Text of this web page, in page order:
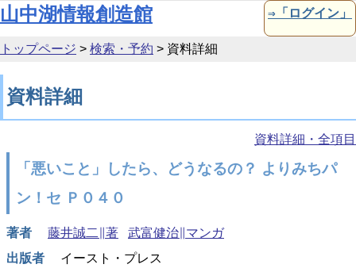
本文へ移動
山中湖情報創造館 ⇒「ログイン」
トップページ > 検索・予約 > 資料詳細
資料詳細
資料詳細・全項目
「悪いこと」したら、どうなるの？ よりみちパ
ン！セ Ｐ０４０
著者 藤井誠二∥著
武富健治∥マンガ
出版者
イースト・プレス